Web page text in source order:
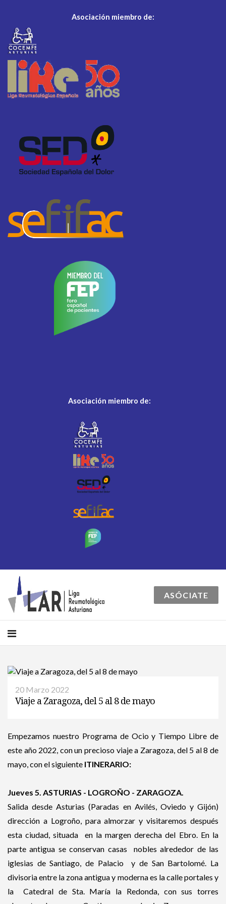
Asociación miembro de:
Asociación miembro de:
ASÓCIATE
20 Marzo 2022
Viaje a Zaragoza, del 5 al 8 de mayo
Empezamos nuestro Programa de Ocio y Tiempo Libre de
este año 2022, con un precioso viaje a Zaragoza, del 5 al 8 de
mayo, con el siguiente ITINERARIO:
Jueves 5. ASTURIAS - LOGROÑO - ZARAGOZA.
Salida desde Asturias (Paradas en Avilés, Oviedo y Gijón)
dirección a Logroño, para almorzar y visitaremos después
esta ciudad, situada en la margen derecha del Ebro. En la
parte antigua se conservan casas nobles alrededor de las
iglesias de Santiago, de Palacio y de San Bartolomé. La
divisoria entre la zona antigua y moderna es la calle portales y
la Catedral de Sta. María la Redonda, con sus torres